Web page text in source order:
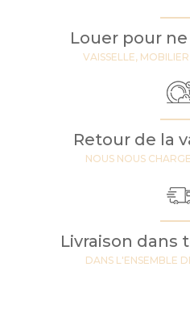
Louer pour
VAISSELLE,
Retour de la
NOUS NOUS
Livraison dans
DANS L'ENSEMBLE